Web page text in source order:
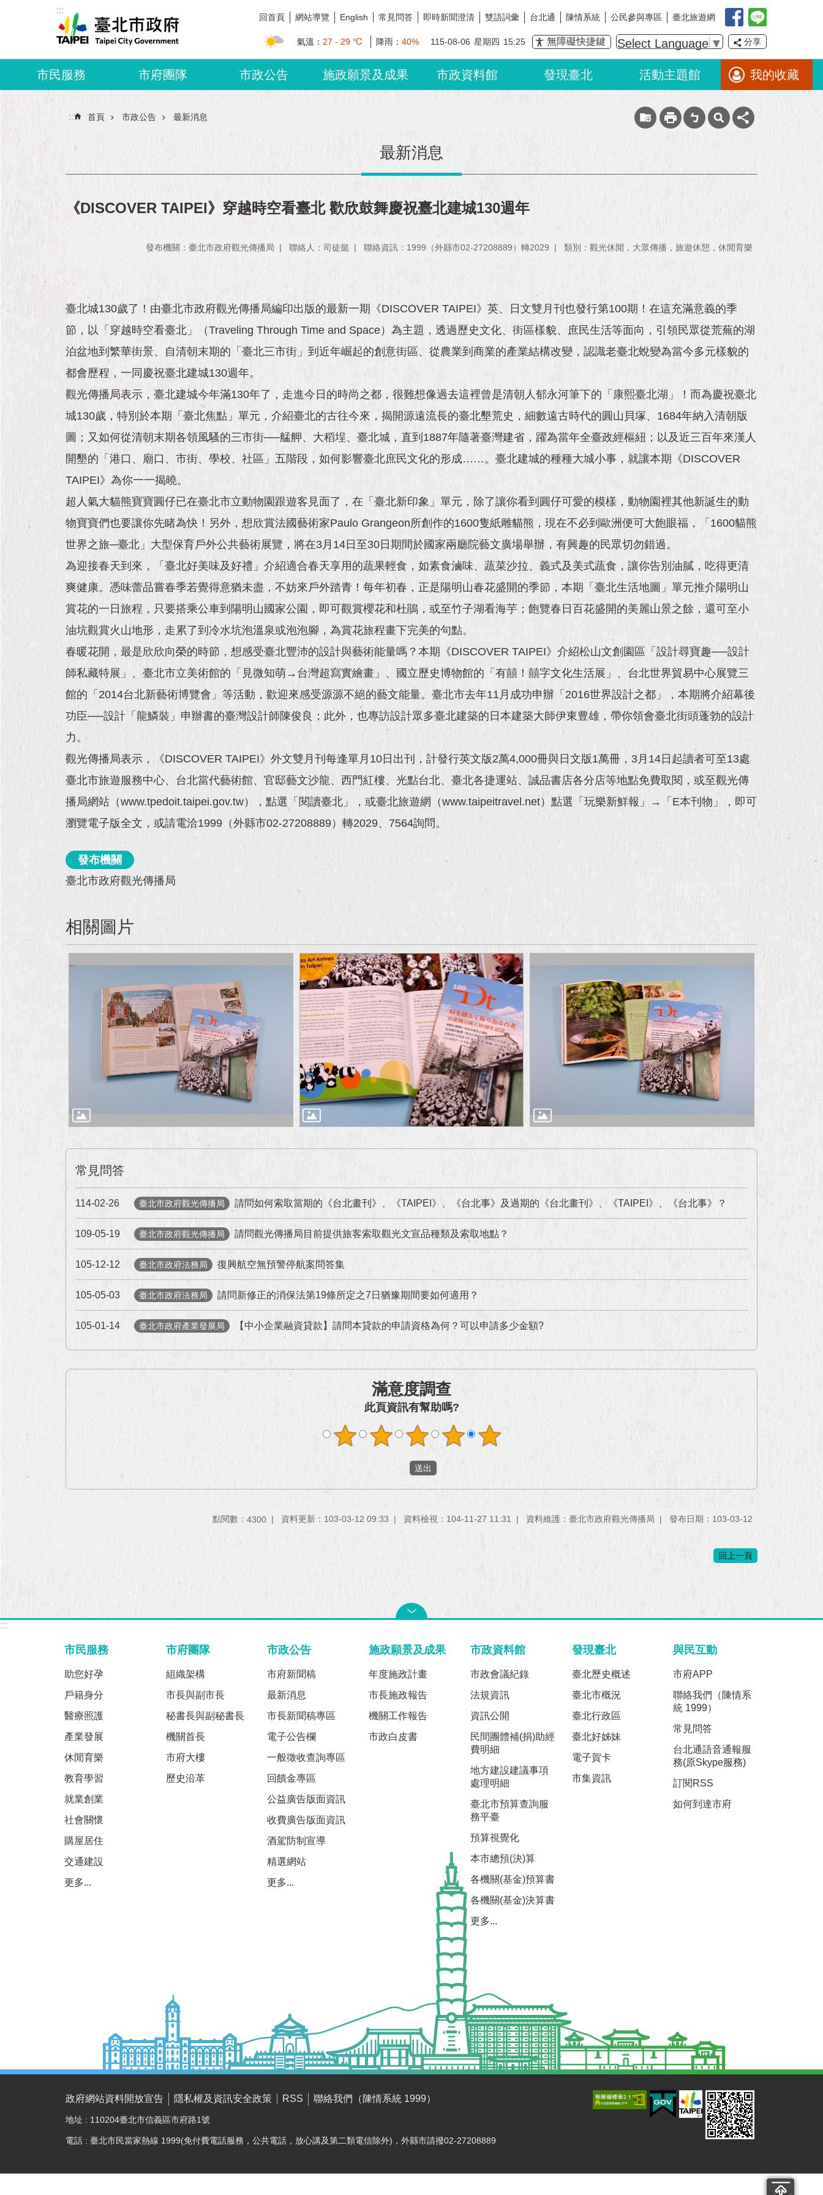
跳到主要內容區塊
:::
回首頁 網站導覽 English 常見問答 即時新聞澄清 雙語詞彙 台北通 陳情系統 公民參與專區 臺北旅遊網
氣溫： 27 - 29 ℃ 降雨： 40% 115-08-06 星期四 15:25 無障礙快捷鍵 Select Language ▼ 分享
市民服務 市府團隊 市政公告 施政願景及成果 市政資料館 發現臺北 活動主題館 我的收藏
::: 首頁 市政公告 最新消息
最新消息
《DISCOVER TAIPEI》穿越時空看臺北 歡欣鼓舞慶祝臺北建城130週年
發布機關：臺北市政府觀光傳播局 聯絡人：司徒懿 聯絡資訊：1999（外縣市02-27208889）轉2029 類別：觀光休閒，大眾傳播，旅遊休憩，休閒育樂
臺北城130歲了！由臺北市政府觀光傳播局編印出版的最新一期《DISCOVER TAIPEI》英、日文雙月刊也發行第100期！在這充滿意義的季
節，以「穿越時空看臺北」（Traveling Through Time and Space）為主題，透過歷史文化、街區樣貌、庶民生活等面向，引領民眾從荒蕪的湖
泊盆地到繁華街景、自清朝末期的「臺北三市街」到近年崛起的創意街區、從農業到商業的產業結構改變，認識老臺北蛻變為當今多元樣貌的
都會歷程，一同慶祝臺北建城130週年。
觀光傳播局表示，臺北建城今年滿130年了，走進今日的時尚之都，很難想像過去這裡曾是清朝人郁永河筆下的「康熙臺北湖」！而為慶祝臺北
城130歲，特別於本期「臺北焦點」單元，介紹臺北的古往今來，揭開源遠流長的臺北墾荒史，細數遠古時代的圓山貝塚、1684年納入清朝版
圖；又如何從清朝末期各領風騷的三市街──艋舺、大稻埕、臺北城，直到1887年隨著臺灣建省，躍為當年全臺政經樞紐；以及近三百年來漢人
開墾的「港口、廟口、市街、學校、社區」五階段，如何影響臺北庶民文化的形成……。臺北建城的種種大城小事，就讓本期《DISCOVER
TAIPEI》為你一一揭曉。
超人氣大貓熊寶寶圓仔已在臺北市立動物園跟遊客見面了，在「臺北新印象」單元，除了讓你看到圓仔可愛的模樣，動物園裡其他新誕生的動
物寶寶們也要讓你先睹為快！另外，想欣賞法國藝術家Paulo Grangeon所創作的1600隻紙雕貓熊，現在不必到歐洲便可大飽眼福，「1600貓熊
世界之旅─臺北」大型保育戶外公共藝術展覽，將在3月14日至30日期間於國家兩廳院藝文廣場舉辦，有興趣的民眾切勿錯過。
為迎接春天到來，「臺北好美味及好禮」介紹適合春天享用的蔬果輕食，如素食滷味、蔬菜沙拉、義式及美式蔬食，讓你告別油膩，吃得更清
爽健康。憑味蕾品嘗春季若覺得意猶未盡，不妨來戶外踏青！每年初春，正是陽明山春花盛開的季節，本期「臺北生活地圖」單元推介陽明山
賞花的一日旅程，只要搭乘公車到陽明山國家公園，即可觀賞櫻花和杜鵑，或至竹子湖看海芋；飽覽春日百花盛開的美麗山景之餘，還可至小
油坑觀賞火山地形，走累了到冷水坑泡溫泉或泡泡腳，為賞花旅程畫下完美的句點。
春暖花開，最是欣欣向榮的時節，想感受臺北豐沛的設計與藝術能量嗎？本期《DISCOVER TAIPEI》介紹松山文創園區「設計尋寶趣──設計
師私藏特展」、臺北市立美術館的「見微知萌→台灣超寫實繪畫」、國立歷史博物館的「有囍！囍字文化生活展」、台北世界貿易中心展覽三
館的「2014台北新藝術博覽會」等活動，歡迎來感受源源不絕的藝文能量。臺北市去年11月成功申辦「2016世界設計之都」，本期將介紹幕後
功臣──設計「龍鱗裝」申辦書的臺灣設計師陳俊良；此外，也專訪設計眾多臺北建築的日本建築大師伊東豊雄，帶你領會臺北街頭蓬勃的設計
力。
觀光傳播局表示，《DISCOVER TAIPEI》外文雙月刊每逢單月10日出刊，計發行英文版2萬4,000冊與日文版1萬冊，3月14日起讀者可至13處
臺北市旅遊服務中心、台北當代藝術館、官邸藝文沙龍、西門紅樓、光點台北、臺北各捷運站、誠品書店各分店等地點免費取閱，或至觀光傳
播局網站（www.tpedoit.taipei.gov.tw），點選「閱讀臺北」，或臺北旅遊網（www.taipeitravel.net）點選「玩樂新鮮報」→「E本刊物」，即可
瀏覽電子版全文，或請電洽1999（外縣市02-27208889）轉2029、7564詢問。
發布機關
臺北市政府觀光傳播局
相關圖片
常見問答
114-02-26 臺北市政府觀光傳播局 請問如何索取當期的《台北畫刊》、《TAIPEI》、《台北事》及過期的《台北畫刊》、《TAIPEI》、《台北事》？
109-05-19 臺北市政府觀光傳播局 請問觀光傳播局目前提供旅客索取觀光文宣品種類及索取地點？
105-12-12 臺北市政府法務局 復興航空無預警停航案問答集
105-05-03 臺北市政府法務局 請問新修正的消保法第19條所定之7日猶豫期間要如何適用？
105-01-14 臺北市政府產業發展局 【中小企業融資貸款】請問本貸款的申請資格為何？可以申請多少金額?
滿意度調查
此頁資訊有幫助嗎?
點閱數： 4300 資料更新：103-03-12 09:33 資料檢視：104-11-27 11:31 資料維護：臺北市政府觀光傳播局 發布日期：103-03-12
回上一頁
:::
市民服務
助您好孕
戶籍身分
醫療照護
產業發展
休閒育樂
教育學習
就業創業
社會關懷
購屋居住
交通建設
更多...
市府團隊
組織架構
市長與副市長
秘書長與副秘書長
機關首長
市府大樓
歷史沿革
市政公告
市府新聞稿
最新消息
市長新聞稿專區
電子公告欄
一般徵收查詢專區
回饋金專區
公益廣告版面資訊
收費廣告版面資訊
酒駕防制宣導
精選網站
更多...
施政願景及成果
年度施政計畫
市長施政報告
機關工作報告
市政白皮書
市政資料館
市政會議紀錄
法規資訊
資訊公開
民間團體補(捐)助經
費明細
地方建設建議事項
處理明細
臺北市預算查詢服
務平臺
預算視覺化
本市總預(決)算
各機關(基金)預算書
各機關(基金)決算書
更多...
發現臺北
臺北歷史概述
臺北市概況
臺北行政區
臺北好姊妹
電子賀卡
市集資訊
與民互動
市府APP
聯絡我們（陳情系
統 1999）
常見問答
台北通語音通報服
務(原Skype服務)
訂閱RSS
如何到達市府
政府網站資料開放宣告 隱私權及資訊安全政策 RSS 聯絡我們（陳情系統 1999）
地址 : 110204臺北市信義區市府路1號
電話 : 臺北市民當家熱線 1999(免付費電話服務，公共電話，放心講及第二類電信除外)，外縣市請撥02-27208889